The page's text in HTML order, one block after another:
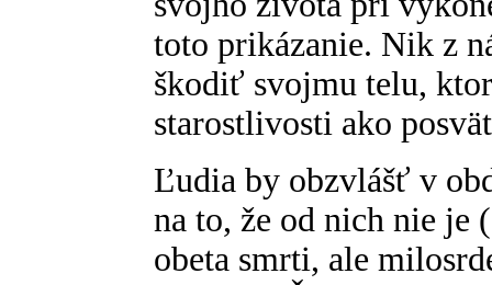
toto prikázanie. Nik z
škodiť svojmu telu,
starostlivosti ako
Ľudia by obzvlášť v
na to, že od nich nie je
obeta smrti, ale